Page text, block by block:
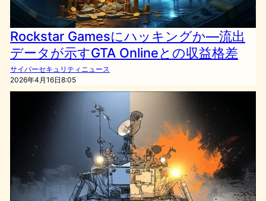
Rockstar Gamesにハッキングか—流出
データが示すGTA Onlineとの収益格差
サイバーセキュリティニュース
2026年4月16日8:05